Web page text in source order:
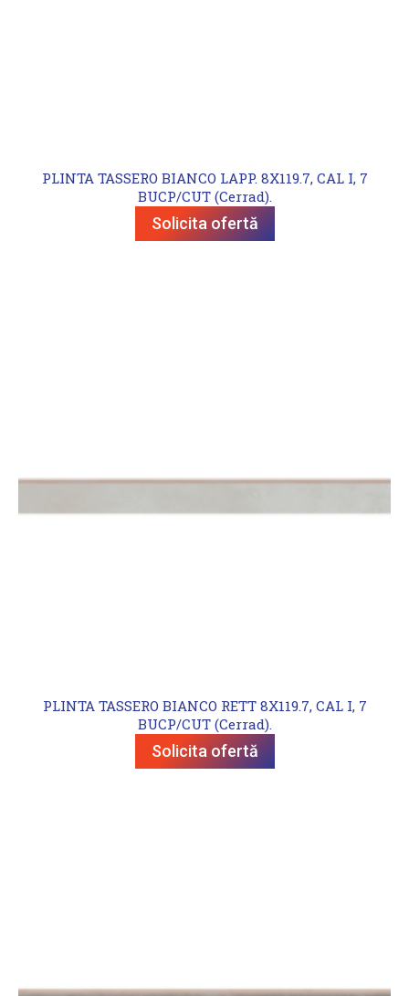
PLINTA TASSERO BIANCO LAPP. 8X119.7, CAL I, 7
BUCP/CUT (Cerrad).
Solicita ofertă
PLINTA TASSERO BIANCO RETT 8X119.7, CAL I, 7
BUCP/CUT (Cerrad).
Solicita ofertă